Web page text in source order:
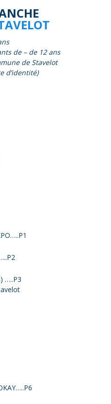
de – de 12 ans
de Stavelot
d’identité)
…..P3